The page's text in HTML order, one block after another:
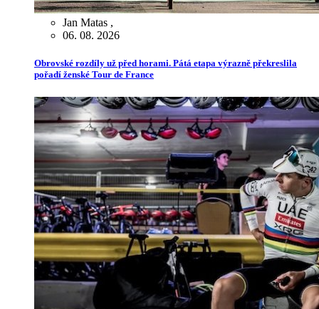
Jan Matas ,
06. 08. 2026
Obrovské rozdíly už před horami. Pátá etapa výrazně překreslila
pořadí ženské Tour de France